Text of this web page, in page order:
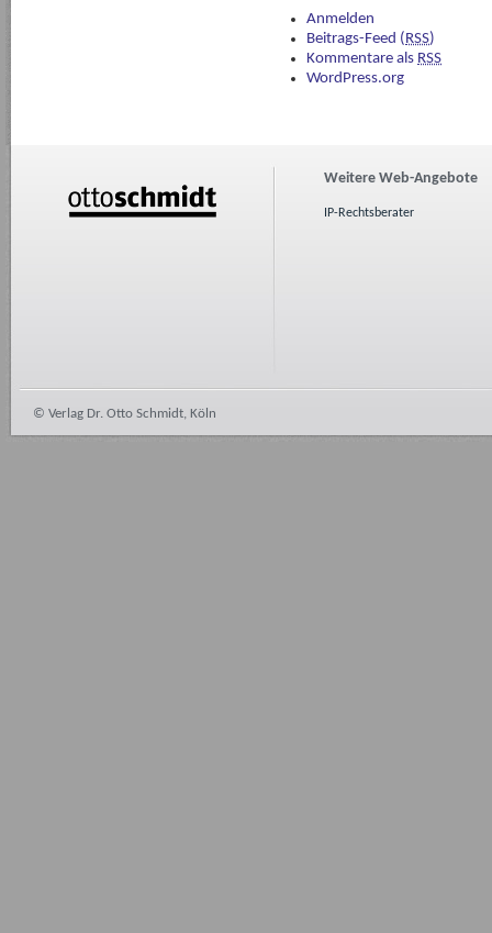
Anmelden
Beitrags-Feed (RSS)
Kommentare als RSS
WordPress.org
Weitere Web-Angebote
IP-Rechtsberater
© Verlag Dr. Otto Schmidt, Köln